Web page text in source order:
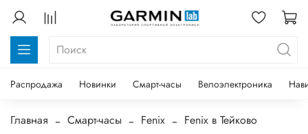
Распродажа Новинки Смарт-часы Велоэлектроника
Главная Смарт-часы Fenix Fenix в Тейково